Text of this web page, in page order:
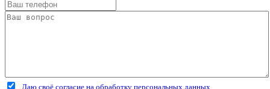
Даю своё согласие на обработку персональных данных